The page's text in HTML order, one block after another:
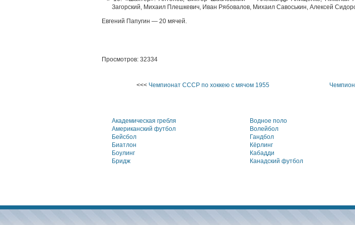
Загорский, Михаил Плешкевич, Иван Рябовалов, Михаил Савоськин, Алексей
Евгений Папугин — 20 мячей.
Просмотров: 32334
<<< Чемпионат СССР по хоккею с мячом 1955
Академическая гребля
Американский футбол
Бейсбол
Биатлон
Боулинг
Бридж
Водное поло
Волейбол
Гандбол
Кёрлинг
Кабадди
Канадский футбол